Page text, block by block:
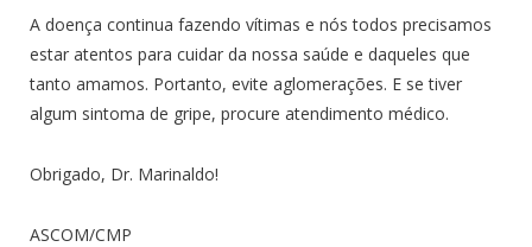
A doença continua fazendo vítimas e nós todos precisamos
estar atentos para cuidar da nossa saúde e daqueles que
tanto amamos. Portanto, evite aglomerações. E se tiver
algum sintoma de gripe, procure atendimento médico.
Obrigado, Dr. Marinaldo!
ASCOM/CMP